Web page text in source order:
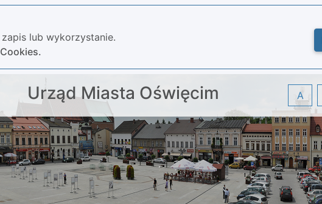
lub wykorzystanie.
Urząd Miasta Oświęcim A